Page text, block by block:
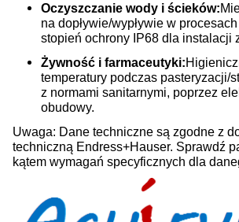
Oczyszczanie wody i ścieków:
na dopływie/wypływie w
stopień ochrony IP68 dla instalacji
Żywność i farmaceutyki:
temperatury podczas pasteryzacji/
z normami sanitarnymi, poprzez
obudowy.
Uwaga: Dane techniczne są zgodne z
techniczną Endress+Hauser. Sprawdź
kątem wymagań specyficznych dla